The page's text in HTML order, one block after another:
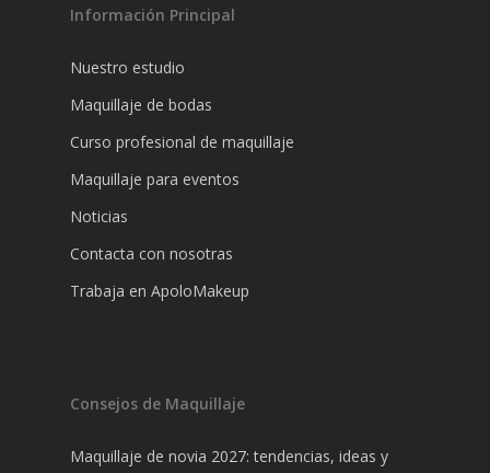
Información Principal
Nuestro estudio
Maquillaje de bodas
Curso profesional de maquillaje
Maquillaje para eventos
Noticias
Contacta con nosotras
Trabaja en ApoloMakeup
Consejos de Maquillaje
Maquillaje de novia 2027: tendencias, ideas y